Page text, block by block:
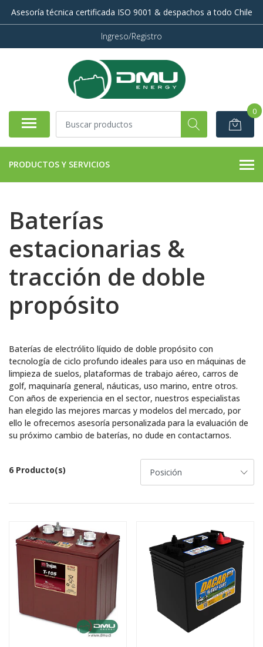
Asesoría técnica certificada ISO 9001 & despachos a todo Chile
Ingreso/Registro
0
PRODUCTOS Y SERVICIOS
Baterías
estacionarias &
tracción de doble
propósito
Baterías de electrólito líquido de doble propósito con
tecnología de ciclo profundo ideales para uso en máquinas de
limpieza de suelos, plataformas de trabajo aéreo, carros de
golf, maquinaría general, náuticas, uso marino, entre otros.
Con años de experiencia en el sector, nuestros especialistas
han elegido las mejores marcas y modelos del mercado, por
ello le ofrecemos asesoría personalizada para la evaluación de
su próximo cambio de baterías, no dude en contactarnos.
6 Producto(s)